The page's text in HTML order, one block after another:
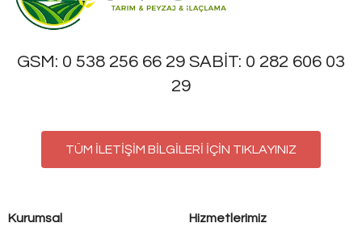
GSM: 0 538 256 66 29 SABİT: 0 282 606 03
29
TÜM İLETİŞİM BİLGİLERİ İÇİN TIKLAYINIZ
Kurumsal Hizmetlerimiz